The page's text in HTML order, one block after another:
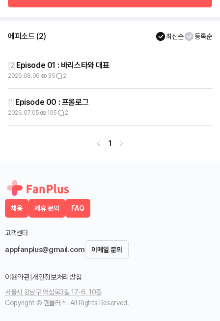
에피소드 (2) 최신순 등록순
[2] Episode 01 : 바리스타와 대표
2026.08.06 35 2
[1] Episode 00 : 프롤로그
2026.07.05 105 2
1
채용 제휴 문의 FAQ
고객센터
appfanplus@gmail.com 이메일 문의
이용약관|개인정보처리방침
서울시 강남구 역삼로3길 17-6, 10층
Copyright © 팬플러스. All Rights Reserved.